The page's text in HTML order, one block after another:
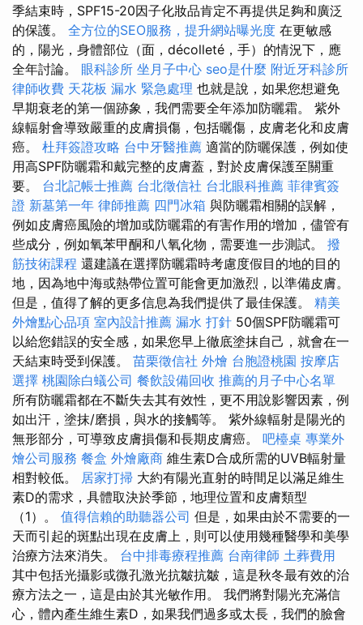
季結束時，SPF15-20因子化妝品肯定不再提供足夠和廣泛
的保護。 全方位的SEO服務，提升網站曝光度 在更敏感
的，陽光，身體部位（面，décolleté，手）的情況下，應
全年討論。 眼科診所 坐月子中心 seo是什麼 附近牙科診所
律師收費 天花板 漏水 緊急處理 也就是說，如果您想避免
早期衰老的第一個跡象，我們需要全年添加防曬霜。 紫外
線輻射會導致嚴重的皮膚損傷，包括曬傷，皮膚老化和皮膚
癌。 杜拜簽證攻略 台中牙醫推薦 適當的防曬保護，例如使
用高SPF防曬霜和戴完整的皮膚蓋，對於皮膚保護至關重
要。 台北記帳士推薦 台北徵信社 台北眼科推薦 菲律賓簽
證 新墓第一年 律師推薦 四門冰箱 與防曬霜相關的誤解，
例如皮膚癌風險的增加或防曬霜的有害作用的增加，儘管有
些成分，例如氧苯甲酮和八氧化物，需要進一步測試。 撥
筋技術課程 還建議在選擇防曬霜時考慮度假目的地的目的
地，因為地中海或熱帶位置可能會更加激烈，以準備皮膚。
但是，值得了解的更多信息為我們提供了最佳保護。 精美
外燴點心品項 室內設計推薦 漏水 打針 50個SPF防曬霜可
以給您錯誤的安全感，如果您早上徹底塗抹自己，就會在一
天結束時受到保護。 苗栗徵信社 外燴 台胞證桃園 按摩店
選擇 桃園除白蟻公司 餐飲設備回收 推薦的月子中心名單
所有防曬霜都在不斷失去其有效性，更不用說影響因素，例
如出汗，塗抹/磨損，與水的接觸等。 紫外線輻射是陽光的
無形部分，可導致皮膚損傷和長期皮膚癌。 吧檯桌 專業外
燴公司服務 餐盒 外燴廠商 維生素D合成所需的UVB輻射量
相對較低。 居家打掃 大約有陽光直射的時間足以滿足維生
素D的需求，具體取決於季節，地理位置和皮膚類型
（1）。 值得信賴的助聽器公司 但是，如果由於不需要的一
天而引起的斑點出現在皮膚上，則可以使用幾種醫學和美學
治療方法來消失。 台中排毒療程推薦 台南律師 土葬費用
其中包括光攝影或微孔激光抗皺抗皺，這是秋冬最有效的治
療方法之一，這是由於其光敏作用。 我們將對陽光充滿信
心，體內產生維生素D，如果我們過多或太長，我們的臉會